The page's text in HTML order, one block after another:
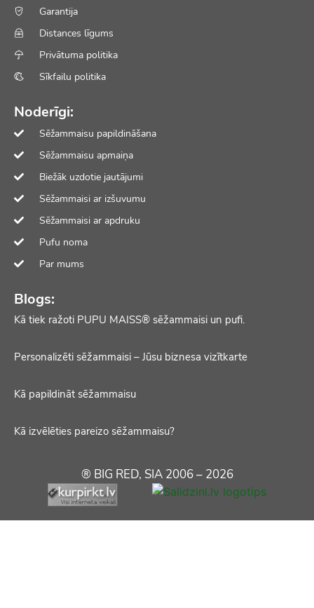
Garantija
Distances līgums
Privātuma politika
Sīkfailu politika
Noderīgi:
Sēžammaisu papildināšana
Sēžammaisu apmaiņa
Biežāk uzdotie jautājumi
Sēžammaisi ar izšuvumu
Sēžammaisi ar apdruku
Pufu noma
Par mums
Blogs:
Kā tiek ražoti PUPU MAISS® sēžammaisi un pufi.
Personalizēti sēžammaisi – Jūsu biznesa vizītkarte
Kā papildināt sēžammaisu
Kā izvēlēties pareizo sēžammaisu?
® BIG RED, SIA 2006 – 2026